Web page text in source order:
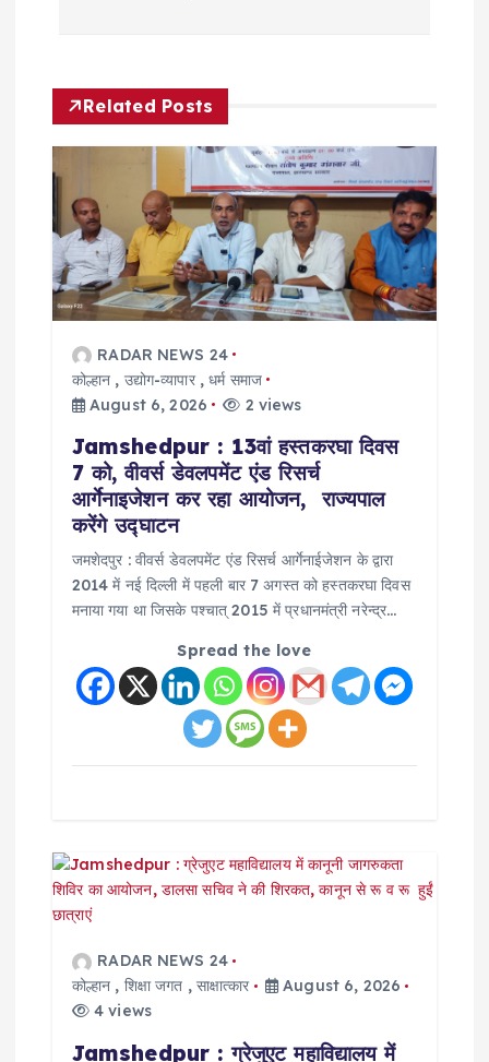
a
v
g
a
Related Posts
RADAR NEWS 24
कोल्हान , उद्योग-व्यापार,धर्म समाज
August 6, 2026
2 views
Jamshedpur : 13वां हस्तकरघा दिवस
7 को, वीवर्स डेवलपमेंट एंड रिसर्च
आर्गेनाइजेशन कर रहा आयोजन, राज्यपाल
करेंगे उद्घाटन
जमशेदपुर : वीवर्स डेवलपमेंट एंड रिसर्च आर्गेनाईजेशन के द्वारा
2014 में नई दिल्ली में पहली बार 7 अगस्त को हस्तकरघा दिवस
मनाया गया था जिसके पश्चात् 2015 में प्रधानमंत्री नरेन्द्र…
Spread the love
RADAR NEWS 24
कोल्हान , शिक्षा जगत , साक्षात्कार
August 6, 2026
4 views
Jamshedpur : ग्रेजुएट महाविद्यालय में